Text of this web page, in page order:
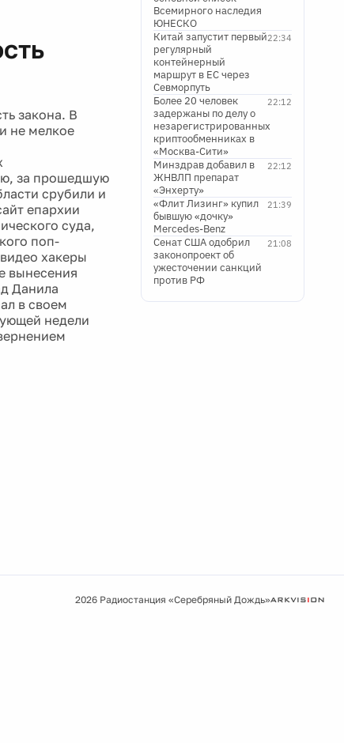
закона. В
не мелкое
за прошедшую
срубили и
епархии
суда,
поп-
хакеры
вынесения
Данила
в своем
недели
Всемирного наследия
ЮНЕСКО
22:34
Китай запустит первый
регулярный
контейнерный
маршрут в ЕС через
Севморпуть
22:12
Более 20 человек
задержаны по делу о
незарегистрированных
криптообменниках в
«Москва-Сити»
22:12
Минздрав добавил в
ЖНВЛП препарат
«Энхерту»
21:39
«Флит Лизинг» купил
бывшую «дочку»
Mercedes-Benz
21:08
Сенат США одобрил
законопроект об
ужесточении санкций
против РФ
2026 Радиостанция «Серебряный Дождь»